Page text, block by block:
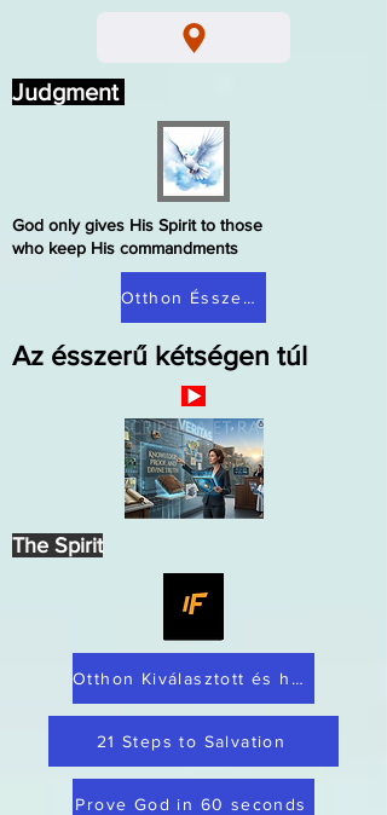
Az ésszerű kétségen túl
Otthon Kiválasztott és hűséges
21 Steps to Salvation
Prove God in 60 seconds
Otthon Ésszerű kétség
God only gives His Spirit to those
who keep His commandments
Judgment
The Spirit